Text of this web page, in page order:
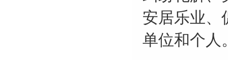
安居乐业、
单位和个人